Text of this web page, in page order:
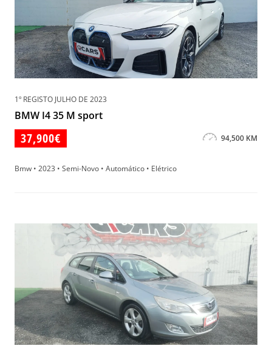
1º REGISTO JULHO DE 2023
BMW I4 35 M sport
37,900€ 94,500 KM
Bmw • 2023 • Semi-Novo • Automático • Elétrico